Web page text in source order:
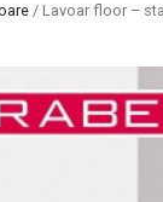
/ Lavoar floor –